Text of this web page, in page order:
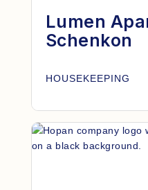
Lumen
Schenkon
HOUSEKEEPING